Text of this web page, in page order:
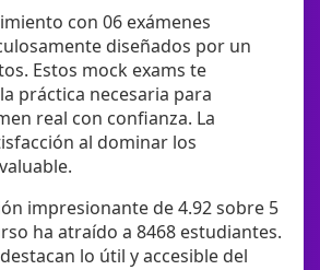
con 06 exámenes
diseñados por un
Estos mock exams te
práctica necesaria para
real con confianza. La
al dominar los
impresionante de 4.92 sobre 5
ha atraído a 8468 estudiantes.
lo útil y accesible del